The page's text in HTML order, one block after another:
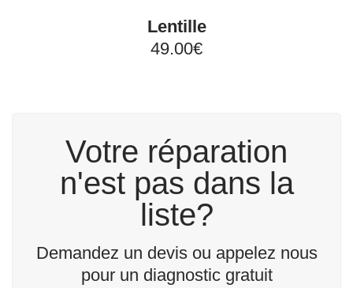
Lentille
49.00€
Votre réparation
n'est pas dans la
liste?
Demandez un devis ou appelez nous
pour un diagnostic gratuit